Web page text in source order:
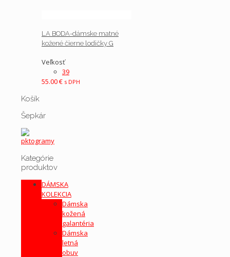
LA BODA-dámske matné
kožené čierne lodičky G
Veľkosť
39
55.00€ s DPH
Košík
Šepkár
Kategórie
produktov
DÁMSKA
KOLEKCIA
Dámska
kožená
galantéria
Dámska
letná
obuv